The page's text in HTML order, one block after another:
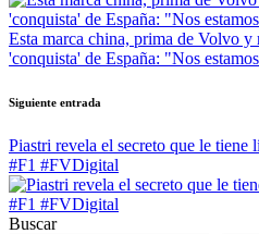
entradas
Esta marca china, prima de Volvo
'conquista' de España: "Nos
Siguiente entrada
Piastri revela el secreto que le
#F1 #FVDigital
Buscar